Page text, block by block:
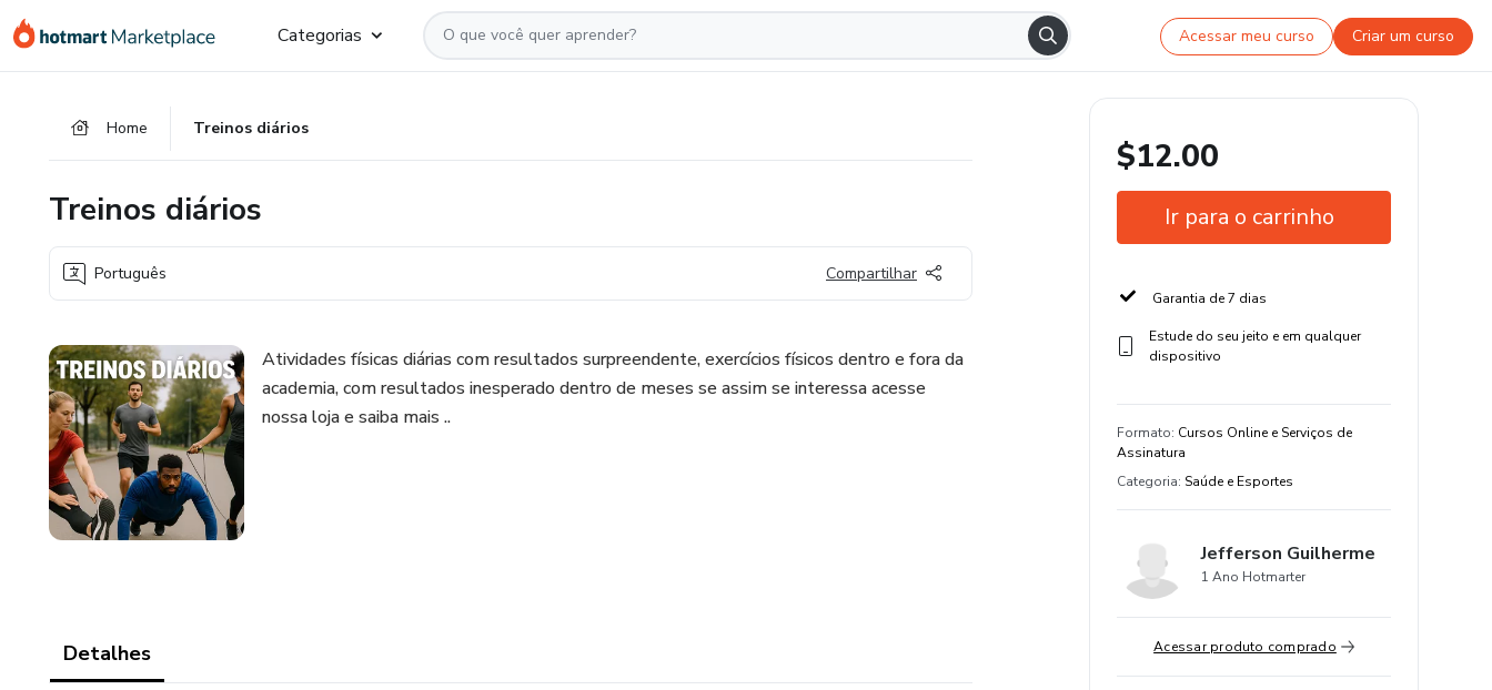
para
para
para
Categorias Acessar meu curso Criar um curso
Home Treinos diários
Treinos diários
Português Compartilhar
Atividades físicas diárias com resultados surpreendente, exercícios físicos dentro e fora da
academia, com resultados inesperado dentro de meses se assim se interessa acesse
nossa loja e saiba mais ..
Detalhes
$12.00
Ir para o carrinho
Garantia de 7 dias
Estude do seu jeito e em qualquer
dispositivo
Formato: Cursos Online e Serviços de
Assinatura
Categoria: Saúde e Esportes
Jefferson Guilherme
1 Ano Hotmarter
Acessar produto comprado